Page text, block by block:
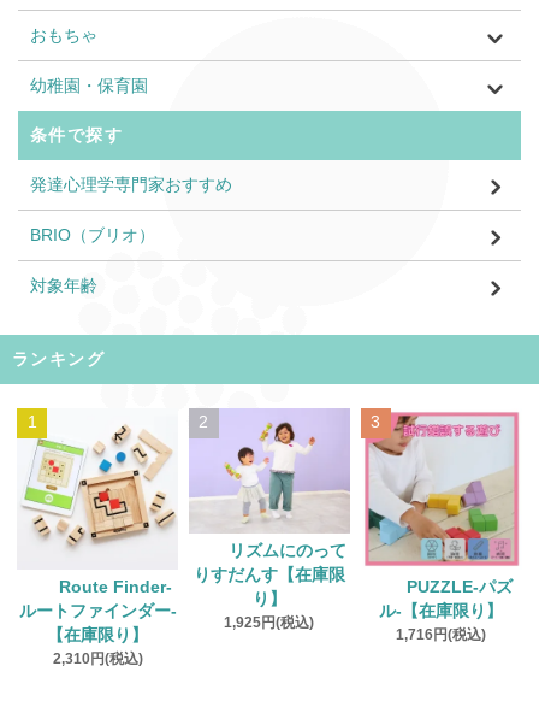
おもちゃ
幼稚園・保育園
条件で探す
発達心理学専門家おすすめ
BRIO（ブリオ）
対象年齢
ランキング
1
Route Finder‐
ルートファインダー‐
【在庫限り】
2,310円(税込)
2
リズムにのって
りすだんす【在庫限
り】
1,925円(税込)
3
PUZZLE‐パズ
ル‐【在庫限り】
1,716円(税込)